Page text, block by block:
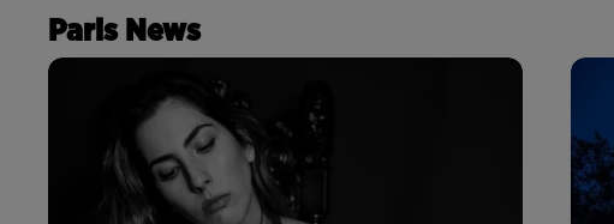
Paris News